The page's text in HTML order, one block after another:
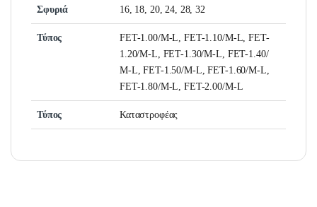
Σφυριά 16, 18, 20, 24, 28, 32
Τύπος
FET-1.00/Μ-L, FET-1.10/Μ-L, FET-
1.20/Μ-L, FET-1.30/Μ-L, FET-1.40/
Μ-L, FEΤ-1.50/Μ-L, FET-1.60/Μ-L,
FET-1.80/Μ-L, FET-2.00/Μ-L
Τύπος Καταστροφέας